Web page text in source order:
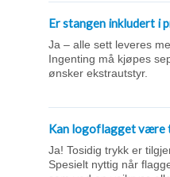
Er stangen inkludert i
Ja – alle sett leveres
Ingenting må kjøpes
ønsker ekstrautstyr.
Kan logoflagget være
Ja! Tosidig trykk er
Spesielt nyttig når